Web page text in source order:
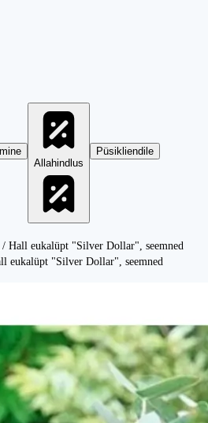
Allahindlus
Püsikliendile
/ Hall eukalüpt "Silver Dollar", seemned
eukalüpt "Silver Dollar", seemned